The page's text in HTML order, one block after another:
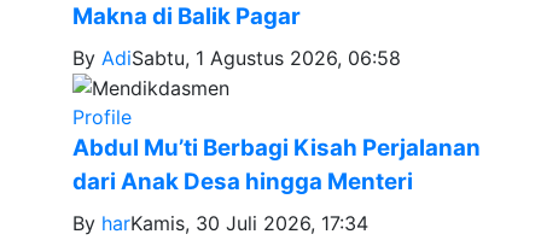
Makna di Balik Pagar
By AdiSabtu, 1 Agustus 2026, 06:58
Profile
Abdul Mu’ti Berbagi Kisah Perjalanan
dari Anak Desa hingga Menteri
By harKamis, 30 Juli 2026, 17:34